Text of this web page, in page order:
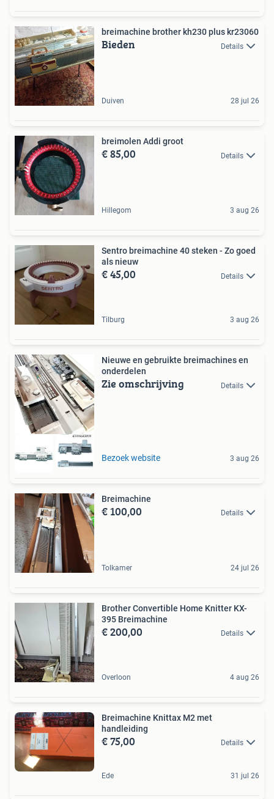
breimachine brother kh230 plus kr23060
Bieden Details
Duiven 28 jul 26
breimolen Addi groot
€ 85,00 Details
Hillegom 3 aug 26
Sentro breimachine 40 steken - Zo goed
als nieuw
€ 45,00 Details
Tilburg 3 aug 26
Nieuwe en gebruikte breimachines en
onderdelen
Zie omschrijving Details
Bezoek website 3 aug 26
Breimachine
€ 100,00 Details
Tolkamer 24 jul 26
Brother Convertible Home Knitter KX-
395 Breimachine
€ 200,00 Details
Overloon 4 aug 26
Breimachine Knittax M2 met
handleiding
€ 75,00 Details
Ede 31 jul 26